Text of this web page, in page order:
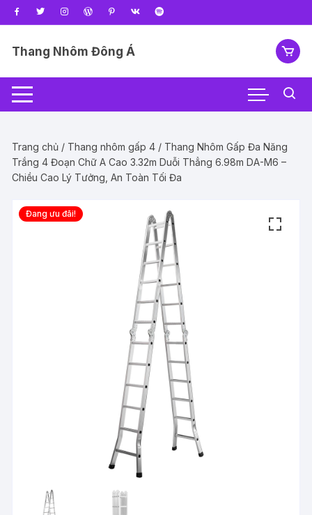
Chuyển
tới
dungThang Nhôm Đông Á
Trang chủ / Thang nhôm gấp 4 / Thang Nhôm Gấp Đa Năng
Trắng 4 Đoạn Chữ A Cao 3.32m Duỗi Thẳng 6.98m DA-M6 –
Chiều Cao Lý Tưởng, An Toàn Tối Đa
Đang ưu đãi!